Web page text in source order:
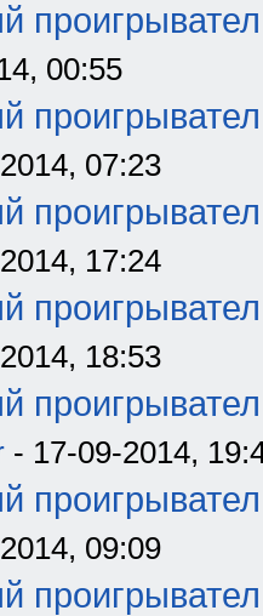
00:55
07:23
17:24
18:53
- 17-09-2014,
09:09